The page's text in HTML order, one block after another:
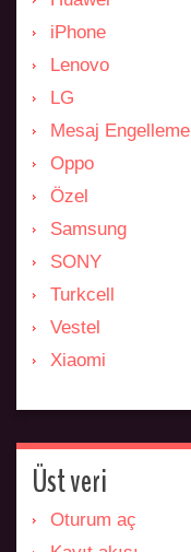
iPhone
Lenovo
LG
Mesaj Engelleme
Oppo
Özel
Samsung
SONY
Turkcell
Vestel
Xiaomi
Üst veri
Oturum aç